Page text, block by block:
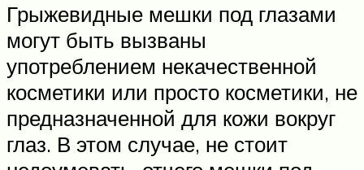
Грыжевидные мешки под глазами
могут быть вызваны
употреблением некачественной
косметики или просто косметики, не
предназначенной для кожи вокруг
глаз. В этом случае, не стоит